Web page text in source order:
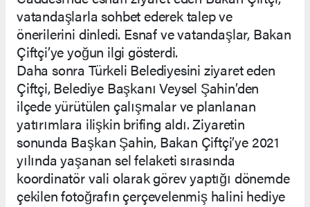
vatandaşlarla sohbet ederek talep ve
önerilerini dinledi. Esnaf ve vatandaşlar, Bakan
Çiftçi’ye yoğun ilgi gösterdi.
Daha sonra Türkeli Belediyesini ziyaret eden
Çiftçi, Belediye Başkanı Veysel Şahin’den
ilçede yürütülen çalışmalar ve planlanan
yatırımlara ilişkin brifing aldı. Ziyaretin
sonunda Başkan Şahin, Bakan Çiftçi’ye 2021
yılında yaşanan sel felaketi sırasında
koordinatör vali olarak görev yaptığı dönemde
çekilen fotoğrafın çerçevelenmiş halini hediye